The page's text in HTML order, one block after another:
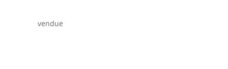
vendue